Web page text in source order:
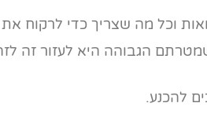
וכל מה שצריך כדי לרקוח את
הגבוהה היא לעזור זה
להכנע.